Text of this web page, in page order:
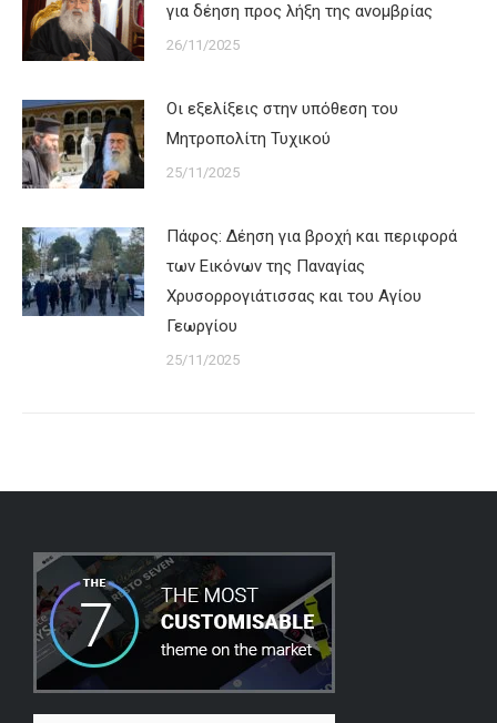
για δέηση προς λήξη της ανομβρίας
26/11/2025
Οι εξελίξεις στην υπόθεση του
Μητροπολίτη Τυχικού
25/11/2025
Πάφος: Δέηση για βροχή και περιφορά
των Εικόνων της Παναγίας
Χρυσορρογιάτισσας και του Αγίου
Γεωργίου
25/11/2025